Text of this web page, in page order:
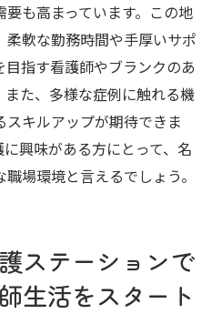
も高まっています。この地
軟な勤務時間や手厚いサポ
指す看護師やブランクのあ
た、多様な症例に触れる機
キルアップが期待できま
興味がある方にとって、名
場環境と言えるでしょう。
ステーションで
生活をスタート